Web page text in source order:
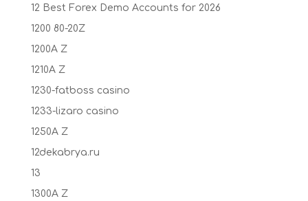
12 Best Forex Demo Accounts for 2026
1200 80-20Z
1200A Z
1210A Z
1230-fatboss casino
1233-lizaro casino
1250A Z
12dekabrya.ru
13
1300A Z